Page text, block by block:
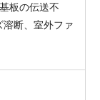
板の伝送不
溶断、室外ファ